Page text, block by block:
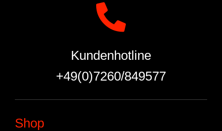
Kundenhotline
+49(0)7260/849577
Shop